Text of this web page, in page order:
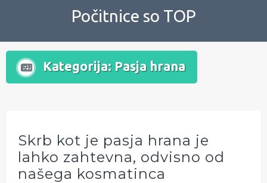
Počitnice so TOP
Kategorija: Pasja hrana
Skrb kot je pasja hrana je
lahko zahtevna, odvisno od
našega kosmatinca